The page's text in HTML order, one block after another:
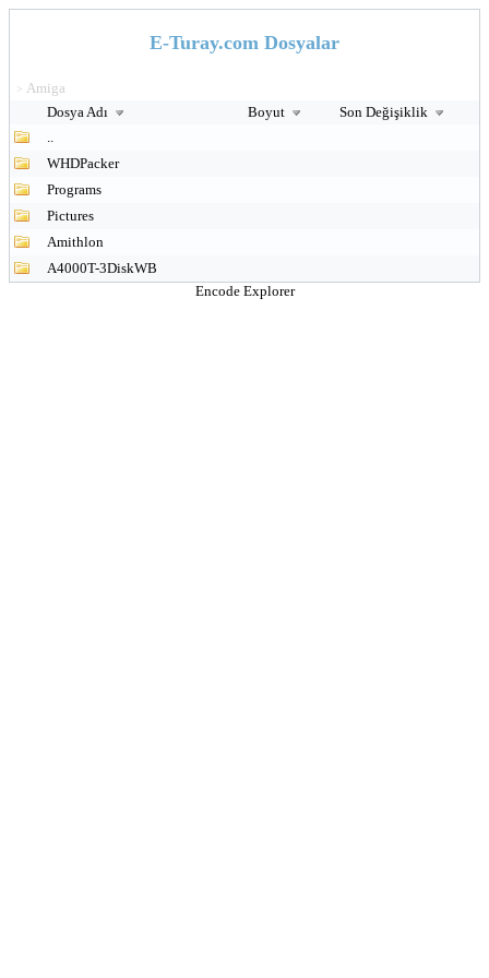
E-Turay.com Dosyalar
> Amiga
Dosya Adı
Boyut
Son Değişiklik
..
WHDPacker
Programs
Pictures
Amithlon
A4000T-3DiskWB
Encode Explorer